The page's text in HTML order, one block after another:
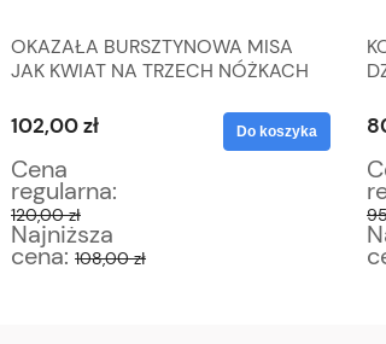
OKAZAŁA BURSZTYNOWA MISA
JAK KWIAT NA TRZECH NÓŻKACH
102,00 zł
Cena
regularna:
120,00 zł
Najniższa
cena: 108,00 zł
Do koszyka